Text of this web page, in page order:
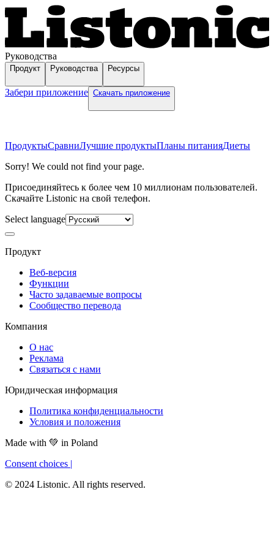
Руководства
Продукт Руководства Ресурсы
Забери приложение Скачать приложение
ПродуктыСравниЛучшие продуктыПланы питанияДиеты
Sorry! We could not find your page.
Присоединяйтесь к более чем 10 миллионам пользователей.
Скачайте Listonic на свой телефон.
Select language
Продукт
Веб-версия
Функции
Часто задаваемые вопросы
Сообщество перевода
Компания
О нас
Реклама
Связаться с нами
Юридическая информация
Политика конфиденциальности
Условия и положения
Made with 💚 in Poland
Consent choices
© 2024 Listonic. All rights reserved.